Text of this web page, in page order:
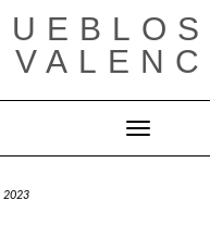
Cambiar
2023